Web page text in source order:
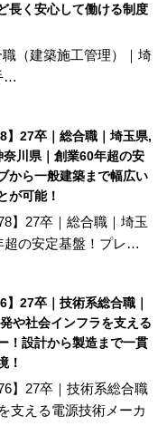
長く安心して働ける制度
職（建築施工管理）｜埼
…
】27卒｜総合職｜埼玉県,
川県｜創業60年超の安
から一般建築まで幅広い
が可能！
】27卒｜総合職｜埼玉
超の安定基盤！プレ…
】27卒｜技術系総合職｜
や社会インフラを支える
！設計から製造まで一貫
！
】27卒｜技術系総合職
支える電源技術メーカ